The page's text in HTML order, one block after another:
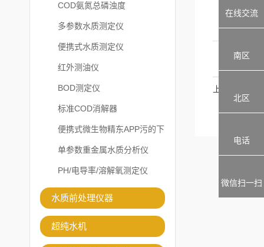
COD氨氮总磷浊度
多参数水质测定仪
便携式水质测定仪
红外测油仪
BOD测定仪
标准COD消解器
便携式微生物精东APP污的下
载安装
单参数重金属水质分析仪
PH/电导率/溶解氧测定仪
水质前处理仪器
超纯水机
上一篇
在线交流
南区
北区
电话
微信扫一扫